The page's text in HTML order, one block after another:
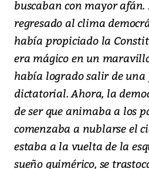
buscaban con mayor
regresado al clima
había propiciado la
era mágico en un
había logrado salir de una
dictatorial. Ahora, la
de ser que animaba a los
comenzaba a nublarse el
estaba a la vuelta de la
sueño quimérico, se